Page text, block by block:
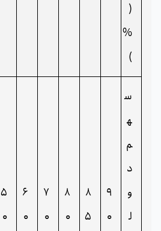
(
%
)
س
ه
م
د
و
ل
9
0
8
5
8
0
7
0
6
0
5
0